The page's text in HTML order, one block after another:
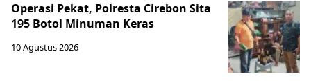
Operasi Pekat, Polresta Cirebon Sita
195 Botol Minuman Keras
10 Agustus 2026